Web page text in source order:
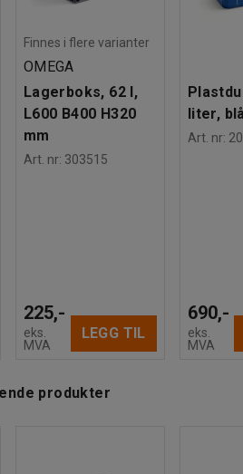
Finnes i flere varianter
OMEGA
Lagerboks, 62 l,
L600 B400 H320
mm
Art. nr: 303515
225,-
eks.
MVA
LEGG TIL
liter,
Art. nr:
690,-
eks.
MVA
produkter